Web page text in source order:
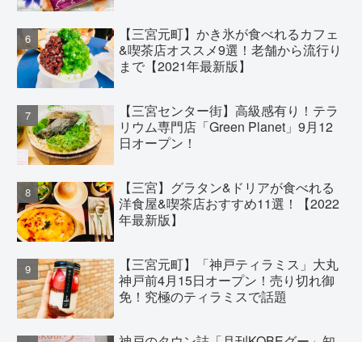
【三宮元町】かき氷が食べれるカフェ
&喫茶店オススメ9選！老舗から流行り
まで【2021年最新版】
【三宮センター街】高級感有り！テラ
リウム専門店「Green Planet」9月12
日オープン！
【三宮】グラタン&ドリアが食べれる
洋食屋&喫茶店おすすめ11選！【2022
年最新版】
【三宮元町】「神戸ティラミス」大丸
神戸前4月15日オープン！売り切れ御
免！究極のティラミスで話題